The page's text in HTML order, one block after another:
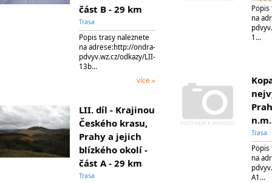
část B - 29 km
Trasa
Popis trasy naleznete
na adrese:http://ondra-
pdvyv.wz.cz/odkazy/LII-
13b…
více »
LII. díl - Krajinou
Českého krasu,
Prahy a jejich
blízkého okolí -
část A - 29 km
Trasa
Popis
na
1…
Trasa
Popis
na
A1…